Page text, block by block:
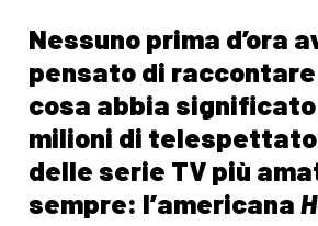
Nessuno prima d’ora
pensato di
cosa abbia
milioni di
delle serie TV più
sempre: l’americana